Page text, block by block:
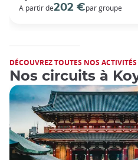
A partir de202 €par groupe
DÉCOUVREZ TOUTES NOS
Nos circuits à